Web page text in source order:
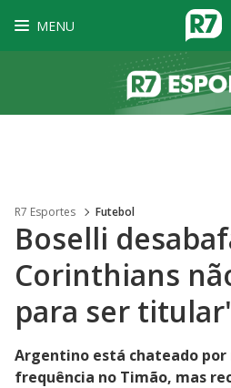
MENU
R7 Esportes Futebol
Boselli
Corinthians
para ser titular'
Argentino está chateado por
frequência no Timão, mas